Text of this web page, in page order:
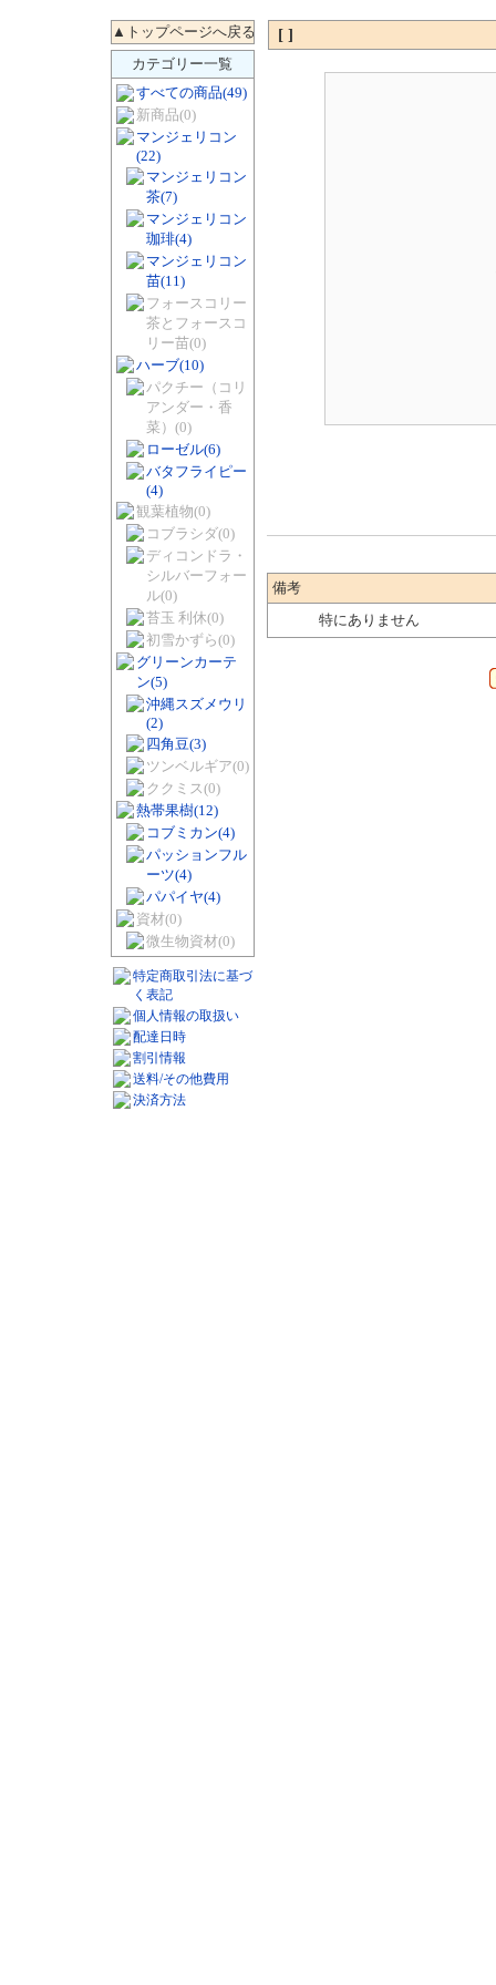
カテゴリー一覧
すべての商品(49)
新商品(0)
マンジェリコン
(22)
マンジェリコン
茶(7)
マンジェリコン
珈琲(4)
マンジェリコン
苗(11)
フォースコリー
茶とフォースコ
リー苗(0)
ハーブ(10)
パクチー（コリ
アンダー・香
菜） (0)
ローゼル(6)
バタフライピー
(4)
観葉植物(0)
コブラシダ(0)
ディコンドラ・
シルバーフォー
ル(0)
苔玉 利休(0)
初雪かずら(0)
グリーンカーテ
ン(5)
沖縄スズメウリ
(2)
四角豆(3)
ツンベルギア(0)
ククミス(0)
熱帯果樹(12)
コブミカン(4)
パッションフル
ーツ(4)
パパイヤ(4)
資材(0)
微生物資材(0)
特定商取引法に基づ
く表記
個人情報の取扱い
配達日時
割引情報
送料/その他費用
決済方法
[ ]
備考
特にありません